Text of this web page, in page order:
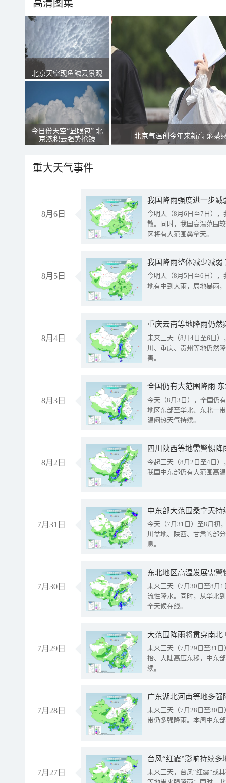
高清图集
北京天空现鱼鳞云景观
今日份天空“显眼包” 北
京浓积云强势抢镜
北京气温创今年来新高 焖蒸
重大天气事件
8月6日
今明天（8月6日至7日）
散。同时，我国高温范围
区将有大范围桑拿天。
8月5日
我国降雨整体减少减弱
今明天（8月5日至6日）
地有中到大雨，局地暴雨
8月4日
重庆云南等地降雨仍然
未来三天（8月4日至6日
川、重庆、贵州等地仍然
害。
8月3日
全国仍有大范围降雨
今天（8月3日），全国仍
地区东部至华北、东北一
温闷热天气持续。
8月2日
今起三天（8月2日至4日
我国中东部仍有大范围高
7月31日
中东部大范围桑拿天
今天（7月31日）至8月初
川盆地、陕西、甘肃的部
息。
7月30日
东北地区高温发展需
未来三天（7月30日至8月
流性降水。同时，从华北
全天候在线。
7月29日
大范围降雨将贯穿南
未来三天（7月29日至31
抬、大陆高压东移，中东
续。
7月28日
广东湖北河南等地多
未来三天（7月28日至30
带仍多强降雨。本周中东
7月27日
台风“红霞”影响持续
未来三天，台风“红霞”或